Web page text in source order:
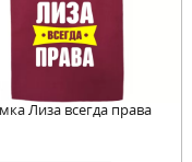
Лиза всегда права